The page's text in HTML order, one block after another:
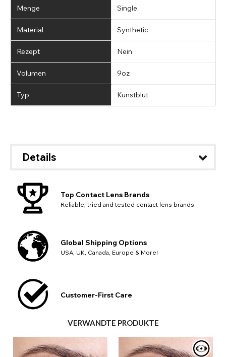
Menge Single
Material Synthetic
Rezept Nein
Volumen 9oz
Typ Kunstblut
Details
Top Contact Lens Brands
Reliable, tried and tested contact lens brands.
Global Shipping Options
USA, UK, Canada, Europe & More!
Customer-First Care
VERWANDTE PRODUKTE